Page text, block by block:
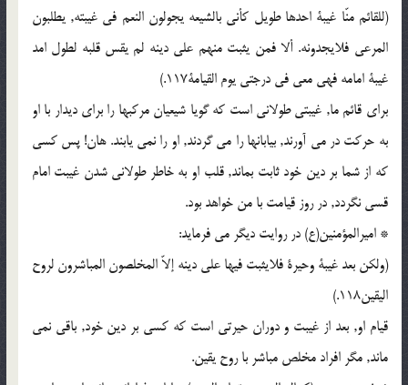
(للقائم منّا غیبة احدها طویل کأنی بالشیعه یجولون النعم فی غیبته, یطلبون
المرعی فلایجدونه. ألا فمن یثبت منهم علی دینه لم یقس قلبه لطول امد
غیبة امامه فهی معی فی درجتی یوم القیامة117.)
برای قائم ما, غیبتی طولانی است که گویا شیعیان مرکبها را برای دیدار با او
به حرکت در می آورند, بیابانها را می گردند, او را نمی یابند. هان! پس کسی
که از شما بر دین خود ثابت بماند, قلب او به خاطر طولانی شدن غیبت امام
قسی نگردد, در روز قیامت با من خواهد بود.
* امیرالمؤمنین(ع) در روایت دیگر می فرماید:
(ولکن بعد غیبة وحیرة فلایثبت فیها علی دینه إلاّ المخلصون المباشرون لروح
الیقین118.)
قیام او, بعد از غیبت و دوران حیرتی است که کسی بر دین خود, باقی نمی
ماند, مگر افراد مخلص مباشر با روح یقین.